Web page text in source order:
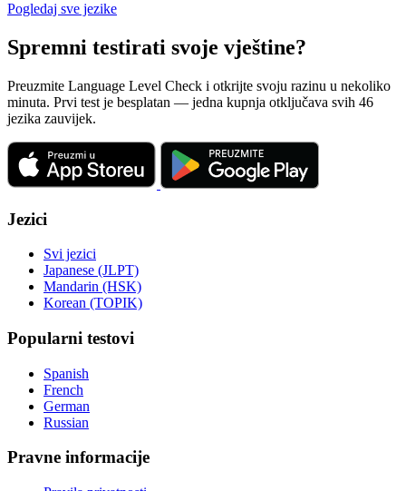
Pogledaj sve jezike
Spremni testirati svoje vještine?
Preuzmite Language Level Check i otkrijte svoju razinu u nekoliko
minuta. Prvi test je besplatan — jedna kupnja otključava svih 46
jezika zauvijek.
Jezici
Svi jezici
Japanese (JLPT)
Mandarin (HSK)
Korean (TOPIK)
Popularni testovi
Spanish
French
German
Russian
Pravne informacije